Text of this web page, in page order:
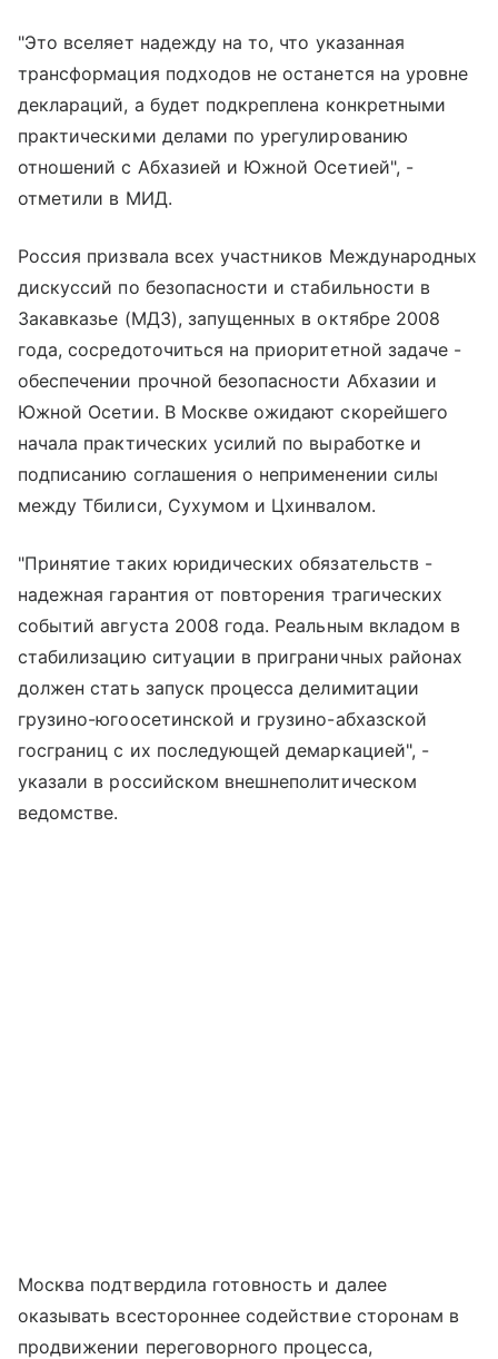
"Это вселяет надежду на то, что указанная
трансформация подходов не останется на уровне
деклараций, а будет подкреплена конкретными
практическими делами по урегулированию
отношений с Абхазией и Южной Осетией", -
отметили в МИД.
Россия призвала всех участников Международных
дискуссий по безопасности и стабильности в
Закавказье (МДЗ), запущенных в октябре 2008
года, сосредоточиться на приоритетной задаче -
обеспечении прочной безопасности Абхазии и
Южной Осетии. В Москве ожидают скорейшего
начала практических усилий по выработке и
подписанию соглашения о неприменении силы
между Тбилиси, Сухумом и Цхинвалом.
"Принятие таких юридических обязательств -
надежная гарантия от повторения трагических
событий августа 2008 года. Реальным вкладом в
стабилизацию ситуации в приграничных районах
должен стать запуск процесса делимитации
грузино-югоосетинской и грузино-абхазской
госграниц с их последующей демаркацией", -
указали в российском внешнеполитическом
ведомстве.
Москва подтвердила готовность и далее
оказывать всестороннее содействие сторонам в
продвижении переговорного процесса,